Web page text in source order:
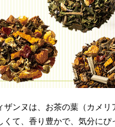
ザンヌは、お茶の葉（カメ
くて、香り豊かで、気分に